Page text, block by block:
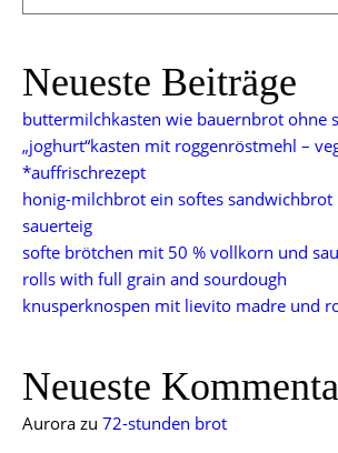
Neueste Beiträge
buttermilchkasten wie bauernbrot ohne
„joghurt“kasten mit roggenröstmehl –
*auffrischrezept
honig-milchbrot ein softes sandwichbrot
sauerteig
softe brötchen mit 50 % vollkorn und
rolls with full grain and sourdough
knusperknospen mit lievito madre und
Neueste
Aurora zu 72-stunden brot